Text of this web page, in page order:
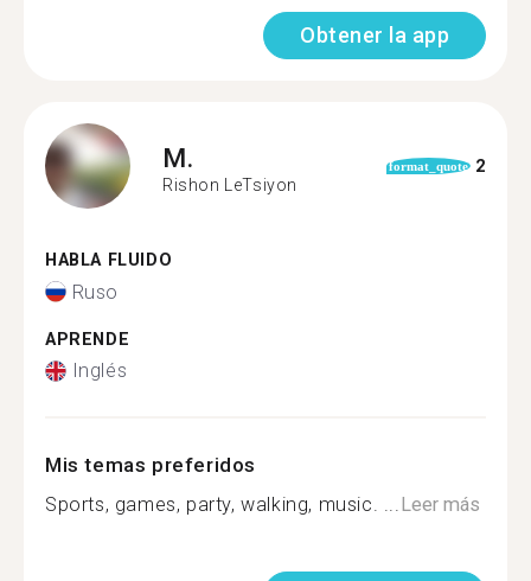
Obtener la app
M.
Rishon LeTsiyon
format_quote 2
HABLA FLUIDO
Ruso
APRENDE
Inglés
Mis temas preferidos
Sports, games, party, walking, music. ...Leer más